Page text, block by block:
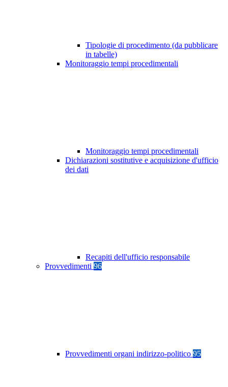
Tipologie di procedimento (da pubblicare
in tabelle)
Monitoraggio tempi procedimentali
Monitoraggio tempi procedimentali
Dichiarazioni sostitutive e acquisizione d'ufficio
dei dati
Recapiti dell'ufficio responsabile
Provvedimenti 96
Provvedimenti organi indirizzo-politico 95